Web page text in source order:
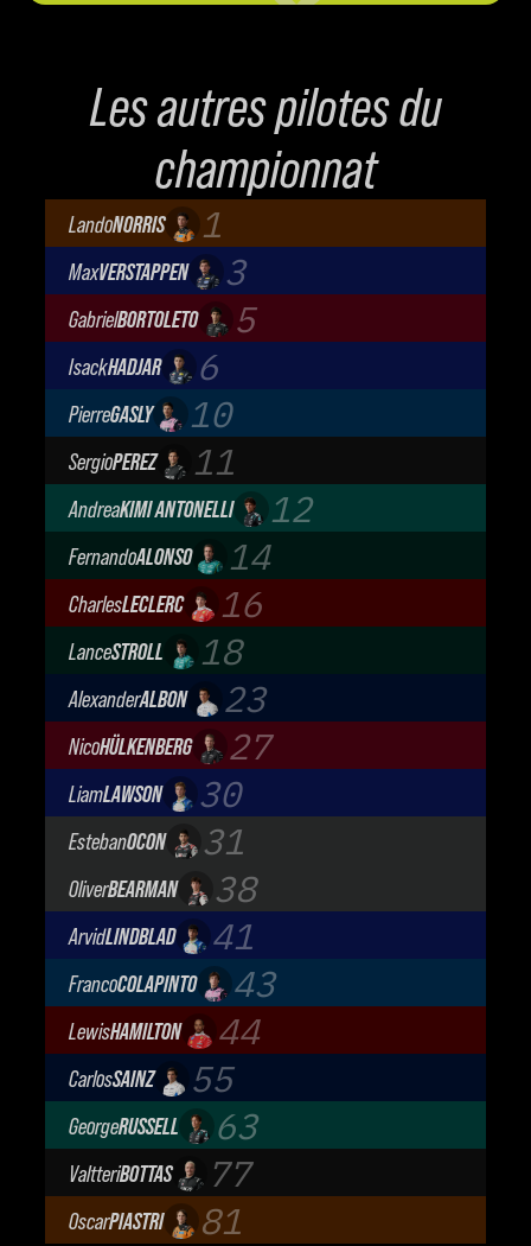
Les autres pilotes du
championnat
LandoNORRIS 1
McLaren Mastercard F1 Team
MaxVERSTAPPEN 3
Oracle Red Bull Racing
GabrielBORTOLETO 5
Audi Revolut F1 Team
IsackHADJAR 6
Oracle Red Bull Racing
PierreGASLY 10
BWT Alpine Formula One Team
SergioPEREZ 11
Cadillac Formula 1 Team
AndreaKIMI ANTONELLI 12
Mercedes-AMG Petronas F1 Team
FernandoALONSO 14
Aston Martin Aramco F1 Team
CharlesLECLERC 16
Scuderia Ferrari
LanceSTROLL 18
Aston Martin Aramco F1 Team
AlexanderALBON 23
Atlassian Williams F1 Team
NicoHÜLKENBERG 27
Audi Revolut F1 Team
LiamLAWSON 30
Visa Cash App Racing Bulls
EstebanOCON 31
TGR Haas F1 Team
OliverBEARMAN 38
TGR Haas F1 Team
ArvidLINDBLAD 41
Visa Cash App Racing Bulls
FrancoCOLAPINTO 43
BWT Alpine Formula One Team
LewisHAMILTON 44
Scuderia Ferrari
CarlosSAINZ 55
Atlassian Williams F1 Team
GeorgeRUSSELL 63
Mercedes-AMG Petronas F1 Team
ValtteriBOTTAS 77
Cadillac Formula 1 Team
OscarPIASTRI 81